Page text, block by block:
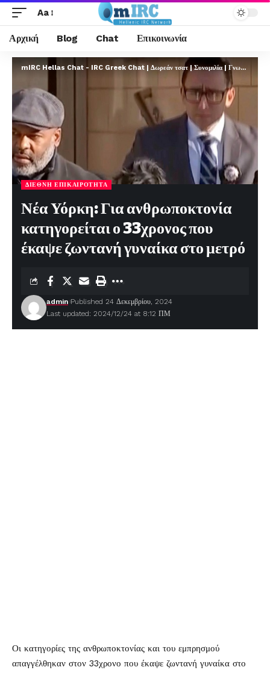
Aa
Αρχική Blog Chat Επικοινωνία
mIRC Hellas Chat - IRC Greek Chat | Δωρεάν τσατ | Συνομιλία | Γνωριμίες | FREE
ΔΙΕΘΝΉ ΕΠΙΚΑΙΡΌΤΗΤΑ
Νέα Υόρκη: Για ανθρωποκτονία
κατηγορείται ο 33χρονος που
έκαψε ζωντανή γυναίκα στο μετρό
Last updated: 2024/12/24 at 8:12 ΠΜ
admin Published 24 Δεκεμβρίου, 2024
Οι κατηγορίες της ανθρωποκτονίας και του εμπρησμού
απαγγέλθηκαν στον 33χρονο που έκαψε ζωντανή γυναίκα στο